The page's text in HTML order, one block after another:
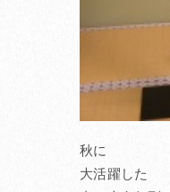
秋に
大活躍した